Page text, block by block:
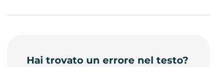
Hai trovato un errore nel testo?